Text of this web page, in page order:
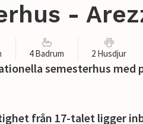
-
4 Badrum 2 Husdjur
semesterhus med
från 17-talet ligger